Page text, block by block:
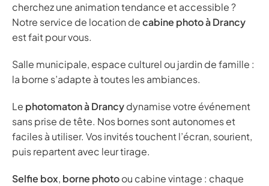
cherchez une animation tendance et accessible ?
Notre service de location decabine photo à Drancy
est fait pour vous.
Salle municipale, espace culturel ou jardin de famille :
la borne s’adapte à toutes les ambiances.
Le photomaton à Drancydynamise votre événement
sans prise de tête. Nos bornes sont autonomes et
faciles à utiliser. Vos invités touchent l’écran, sourient,
puis repartent avec leur tirage.
Selfie box, borne photoou cabine vintage : chaque